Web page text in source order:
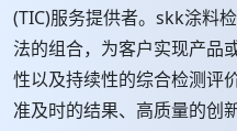
(TIC)服务提供者。skk涂料
法的组合，为客户实现产品
性以及持续性的综合检测评
准及时的结果、高质量的创